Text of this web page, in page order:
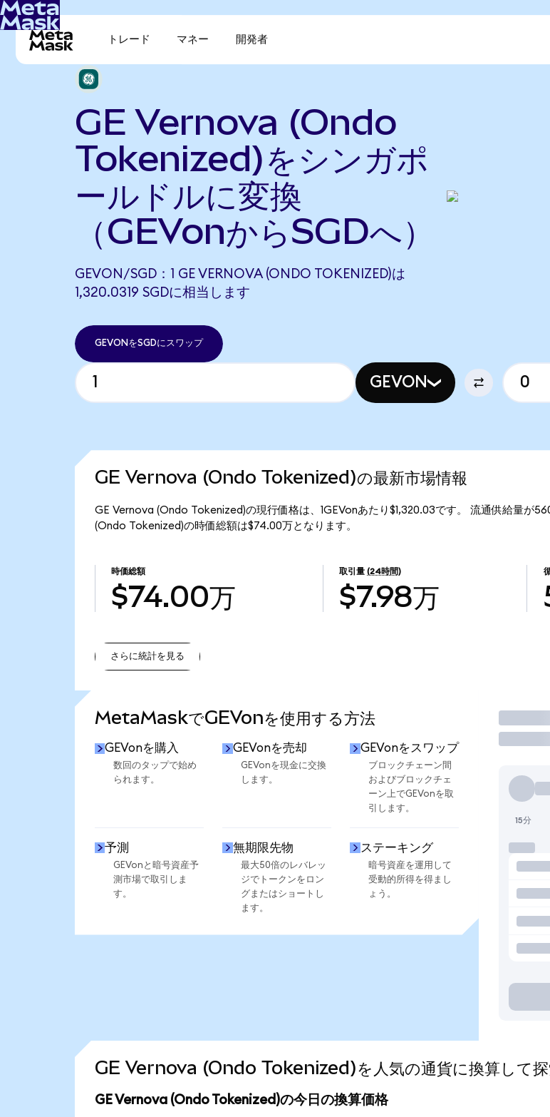
トレード マネー 開発者
GE Vernova (Ondo
Tokenized)をシンガポ
ールドルに変換
（GEVonからSGDへ）
GEVON/SGD：1 GE VERNOVA (ONDO TOKENIZED)は
1,320.0319 SGDに相当します
GEVONをSGDにスワップ
GEVON
GE Vernova (Ondo Tokenized)の最新市場情報
GE Vernova (Ondo Tokenized)の現行価格は、1GEVonあたり$1,320.03です。 流通供給量が
(Ondo Tokenized)の時価総額は$74.00万となります。
時価総額
$74.00万
取引量 (24時間)
$7.98万
さらに統計を見る
MetaMaskでGEVonを使用する方法
GEVonを購入
数回のタップで始め
られます。
GEVonを売却
GEVonを現金に交換
します。
GEVonをスワップ
ブロックチェーン間
およびブロックチェ
ーン上でGEVonを取
引します。
予測
GEVonと暗号資産予
測市場で取引しま
す。
無期限先物
最大50倍のレバレッ
ジでトークンをロン
グまたはショートし
ます。
ステーキング
暗号資産を運用して
受動的所得を得まし
ょう。
取引
15分
GE Vernova (Ondo Tokenized)を人気の通貨に換算して探
GE Vernova (Ondo Tokenized)の今日の換算価格